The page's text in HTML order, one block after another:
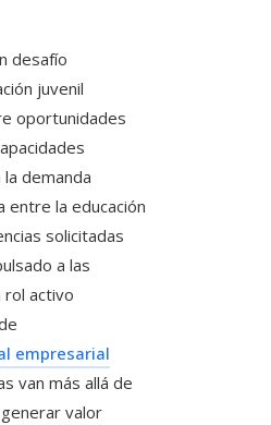
desafío
juvenil
oportunidades
demanda
entre la educación
solicitadas
a las
rol activo
empresarial
van más allá de
valor